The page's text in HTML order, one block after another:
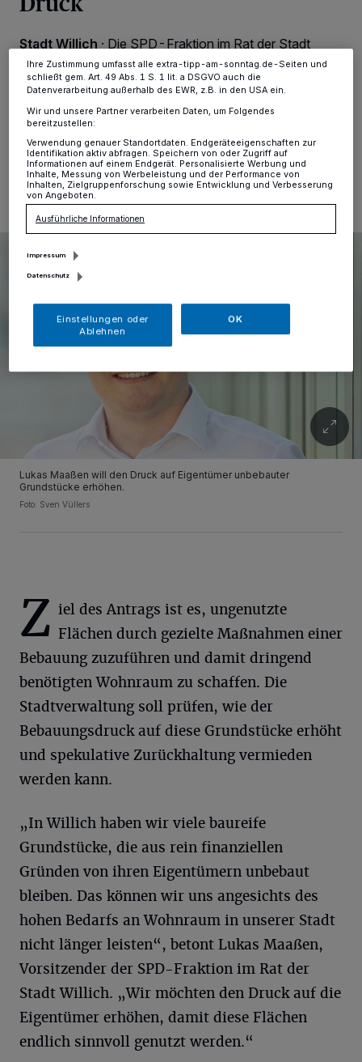
Stadt Willich · Die SPD-Fraktion im Rat der Stadt
Willich hat einen Prüfauftrag eingereicht, der sich mit
der sinnvollen und gerechten Nutzung von baureifen,
aber unbebauten Grundstücken beschäftigt.
20.10.2024 , 15:07 Uhr Eine Minute Lesezeit
Lukas Maaßen will den Druck auf Eigentümer unbebauter
Grundstücke erhöhen.
Foto: Sven Vüllers
Z iel des Antrags ist es, ungenutzte
Flächen durch gezielte Maßnahmen einer
Bebauung zuzuführen und damit dringend
benötigten Wohnraum zu schaffen. Die
Stadtverwaltung soll prüfen, wie der
Bebauungsdruck auf diese Grundstücke erhöht
und spekulative Zurückhaltung vermieden
werden kann.
„In Willich haben wir viele baureife
Grundstücke, die aus rein finanziellen
Gründen von ihren Eigentümern unbebaut
bleiben. Das können wir uns angesichts des
hohen Bedarfs an Wohnraum in unserer Stadt
nicht länger leisten“, betont Lukas Maaßen,
Vorsitzender der SPD-Fraktion im Rat der
Stadt Willich. „Wir möchten den Druck auf die
Eigentümer erhöhen, damit diese Flächen
endlich sinnvoll genutzt werden.“
ändern oder Ihre Einwilligung zu widerrufen, indem Sie auf den Link
Informationen finden Sie in unserer Datenschutzerklärung.
Ihre Zustimmung umfasst alle extra-tipp-am-sonntag.de-Seiten und
schließt gem. Art. 49 Abs. 1 S. 1 lit. a DSGVO auch die
Datenverarbeitung außerhalb des EWR, z.B. in den USA ein.
Wir und unsere Partner verarbeiten Daten, um Folgendes
bereitzustellen:
Verwendung genauer Standortdaten. Endgeräteeigenschaften zur
Identifikation aktiv abfragen. Speichern von oder Zugriff auf
Informationen auf einem Endgerät. Personalisierte Werbung und
Inhalte, Messung von Werbeleistung und der Performance von
Inhalten, Zielgruppenforschung sowie Entwicklung und Verbesserung
von Angeboten.
Ausführliche Informationen
Impressum
Datenschutz
Einstellungen oder
Ablehnen
OK